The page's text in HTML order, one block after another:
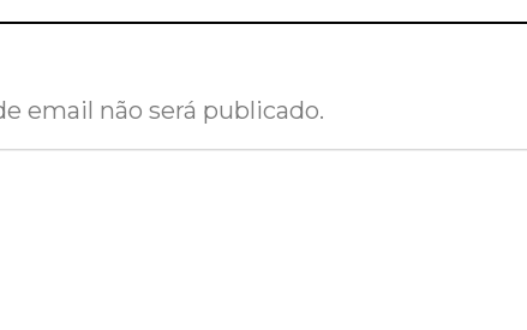
email não será publicado.